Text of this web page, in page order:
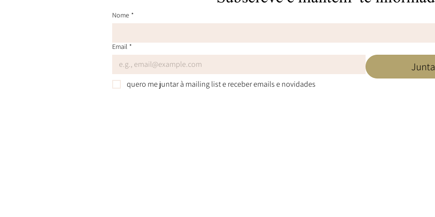
Nome *
Email *
quero me juntar à mailing list e receber emails e novidades